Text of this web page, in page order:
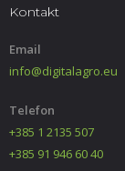
Kontakt
Email
info@digitalagro.eu
Telefon
+385 1 2135 507
+385 91 946 60 40